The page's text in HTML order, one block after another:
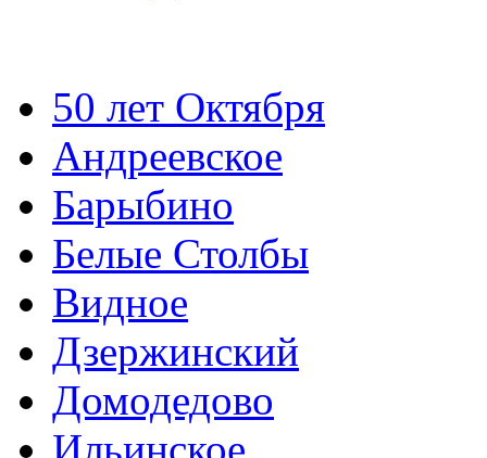
50 лет Октября
Андреевское
Барыбино
Белые Столбы
Видное
Дзержинский
Домодедово